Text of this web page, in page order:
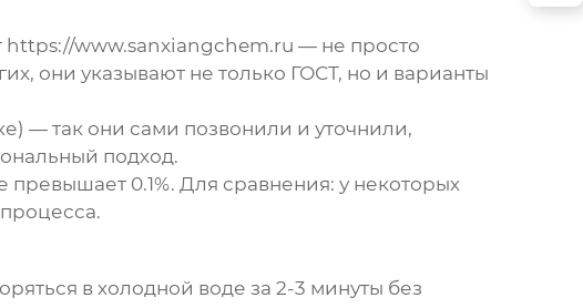
https://www.sanxiangchem.ru — не просто
они указывают не только ГОСТ, но и варианты
— так они сами позвонили и уточнили,
подход.
превышает 0.1%. Для сравнения: у некоторых
в холодной воде за 2-3 минуты без